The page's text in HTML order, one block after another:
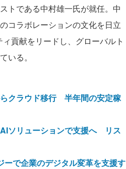
トである中村雄一氏が就任。中
コラボレーションの文化を日立
貢献をリードし、グローバルト
いる。
クラウド移行 半年間の安定稼
ソリューションで支援へ リス
で企業のデジタル変革を支援す